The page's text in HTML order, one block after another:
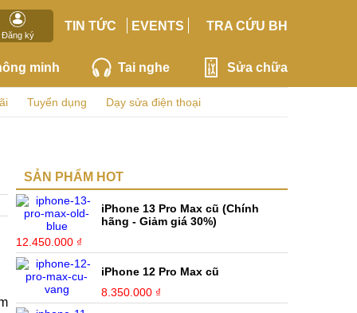
Đăng ký
TIN TỨC EVENTS TRA CỨU BH
minh Tai nghe Sửa chữa
Tuyển dụng Dạy sửa điện thoại
SẢN PHẨM HOT
iPhone 13 Pro Max cũ (Chính
hãng - Giảm giá 30%)
12.450.000 ₫
iPhone 12 Pro Max cũ
8.350.000 ₫